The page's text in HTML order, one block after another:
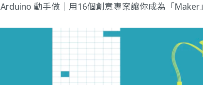
Arduino 動手做｜用16個創意專案讓你成為「Maker」